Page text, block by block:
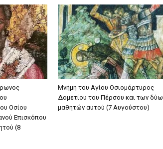
Oσίου
Eπισκόπου
(8
Μνήμη του Aγίου Oσιομάρτυρος
Δομετίου του Πέρσου και των δύω
μαθητών αυτού (7 Αυγούστου)